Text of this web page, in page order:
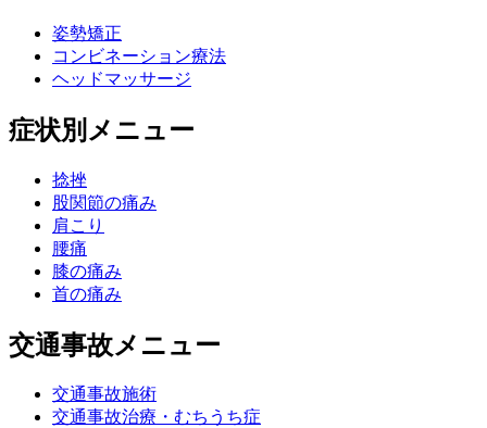
姿勢矯正
コンビネーション療法
ヘッドマッサージ
症状別メニュー
捻挫
股関節の痛み
肩こり
腰痛
膝の痛み
首の痛み
交通事故メニュー
交通事故施術
交通事故治療・むちうち症